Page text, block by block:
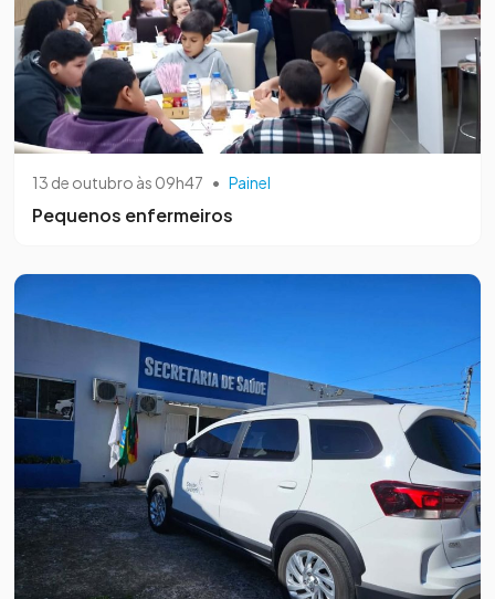
13 de outubro às 09h47 • Painel
Pequenos enfermeiros